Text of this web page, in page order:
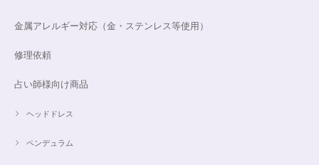
金属アレルギー対応（金・ステンレス等使用）
修理依頼
占い師様向け商品
ヘッドドレス
ペンデュラム